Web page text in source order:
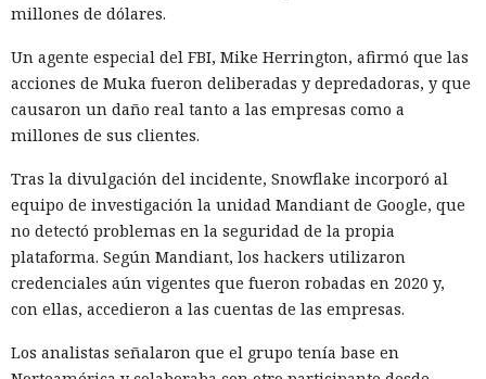
millones de dólares.
Un agente especial del FBI, Mike Herrington, afirmó que las
acciones de Muka fueron deliberadas y depredadoras, y que
causaron un daño real tanto a las empresas como a
millones de sus clientes.
Tras la divulgación del incidente, Snowflake incorporó al
equipo de investigación la unidad Mandiant de Google, que
no detectó problemas en la seguridad de la propia
plataforma. Según Mandiant, los hackers utilizaron
credenciales aún vigentes que fueron robadas en 2020 y,
con ellas, accedieron a las cuentas de las empresas.
Los analistas señalaron que el grupo tenía base en